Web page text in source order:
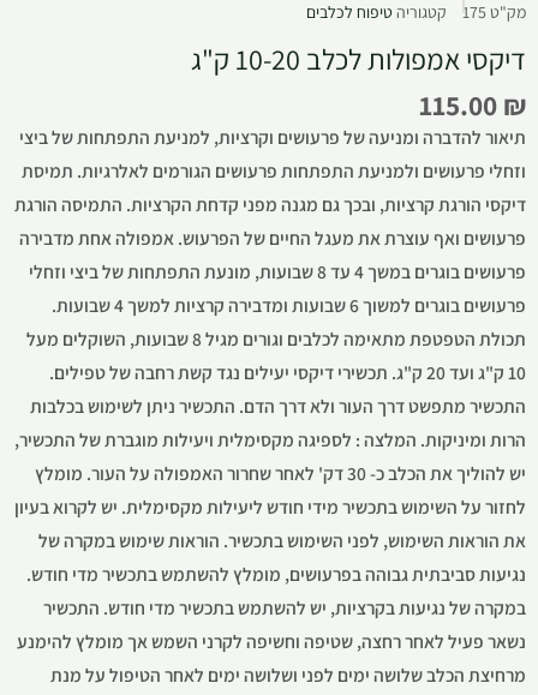
מק"ט175 קטגוריה טיפוח לכלבים
דיקסי אמפולות לכלב 10-20 ק"ג
115.00₪
תיאור להדברה ומניעה של פרעושים וקרציות, למניעת התפתחות של ביצי
וזחלי פרעושים ולמניעת התפתחות פרעושים הגורמים לאלרגיות. תמיסת
דיקסי הורגת קרציות, ובכך גם מגנה מפני קדחת הקרציות. התמיסה הורגת
פרעושים ואף עוצרת את מעגל החיים של הפרעוש. אמפולה אחת מדבירה
פרעושים בוגרים במשך 4 עד 8 שבועות, מונעת התפתחות של ביצי וזחלי
פרעושים בוגרים למשוך 6 שבועות ומדבירה קרציות למשך 4 שבועות.
תכולת הטפטפת מתאימה לכלבים וגורים מגיל 8 שבועות, השוקלים מעל
10 ק"ג ועד 20 ק"ג. תכשירי דיקסי יעילים נגד קשת רחבה של טפילים.
התכשיר מתפשט דרך העור ולא דרך הדם. התכשיר ניתן לשימוש בכלבות
הרות ומיניקות. המלצה : לספיגה מקסימלית ויעילות מוגברת של התכשיר,
יש להוליך את הכלב כ- 30 דק' לאחר שחרור האמפולה על העור. מומלץ
לחזור על השימוש בתכשיר מידי חודש ליעילות מקסימלית. יש לקרוא בעיון
את הוראות השימוש, לפני השימוש בתכשיר. הוראות שימוש במקרה של
נגיעות סביבתית גבוהה בפרעושים, מומלץ להשתמש בתכשיר מדי חודש.
במקרה של נגיעות בקרציות, יש להשתמש בתכשיר מדי חודש. התכשיר
נשאר פעיל לאחר רחצה, שטיפה וחשיפה לקרני השמש אך מומלץ להימנע
מרחיצת הכלב שלושה ימים לפני ושלושה ימים לאחר הטיפול על מנת